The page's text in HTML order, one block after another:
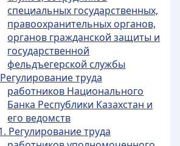
специальных государственных,
правоохранительных органов,
органов гражданской защиты и
государственной
фельдъегерской службы
труда
работников Национального
Банка Республики Казахстан и
его ведомств
Регулирование труда